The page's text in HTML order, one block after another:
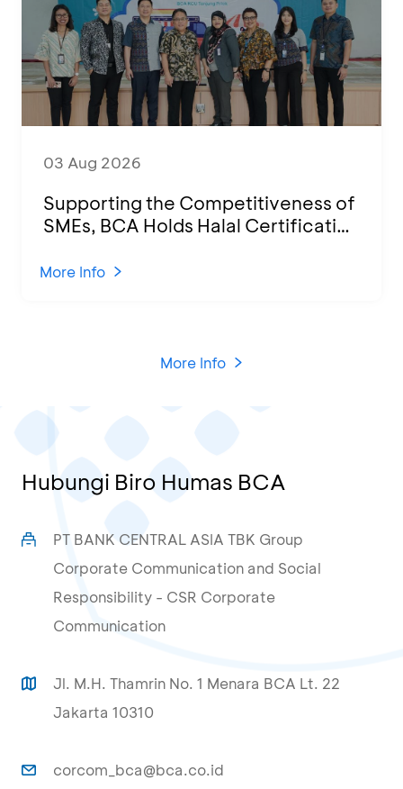
03 Aug 2026
Supporting the Competitiveness of
SMEs, BCA Holds Halal Certification
KCU Tanjung Priok
More Info
More Info
Hubungi Biro Humas BCA
PT BANK CENTRAL ASIA TBK Group
Corporate Communication and Social
Responsibility - CSR Corporate
Communication
Jl. M.H. Thamrin No. 1 Menara BCA Lt. 22
Jakarta 10310
corcom_bca@bca.co.id